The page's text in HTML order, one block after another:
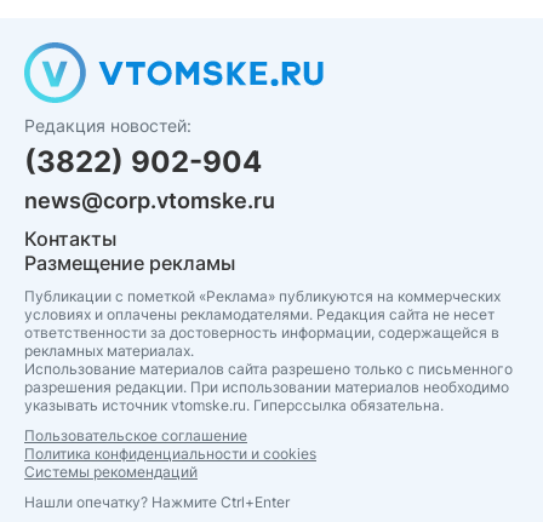
Редакция новостей:
(3822) 902-904
news@corp.vtomske.ru
Контакты
Размещение рекламы
Публикации с пометкой «Реклама» публикуются на коммерческих
условиях и оплачены рекламодателями. Редакция сайта не несет
ответственности за достоверность информации, содержащейся в
рекламных материалах.
Использование материалов сайта разрешено только с письменного
разрешения редакции. При использовании материалов необходимо
указывать источник vtomske.ru. Гиперссылка обязательна.
Пользовательское соглашение
Политика конфиденциальности и cookies
Системы рекомендаций
Нашли опечатку? Нажмите Ctrl+Enter